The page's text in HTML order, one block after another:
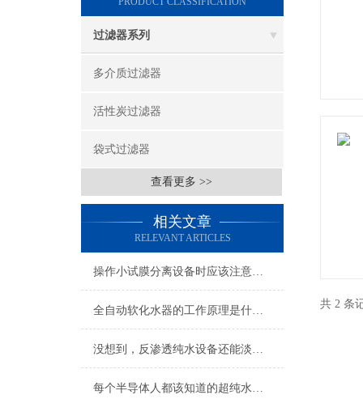
过滤器系列
多介质过滤器
活性炭过滤器
袋式过滤器
查看更多 >>
相关文章
RELEVANT ARTICLES
操作小试膜分离设备时应该注意的几个要点
全自动软化水器的工作原理是什么？
没想到，反渗透纯水设备还能淡化海水
每个半导体人都该知道的超纯水设备“干货”知识
共 2 条